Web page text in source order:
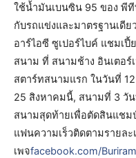
ใช้น้ำมันเบนซิน 95 ของ พีที
กับรถแข่งและมาตรฐานเดี
อาร์ไอซี ซูเปอร์ไบค์ แชมเ
สนาม ที่ สนามช้าง อินเตอ
สตาร์ทสนามแรก ในวันที่
25 สิงหาคมนี้, สนามที่ 3 วั
สนามสุดท้ายเพื่อตัดสินแชม
แฟนความเร็วติดตามรายล
เพจfacebook.com/